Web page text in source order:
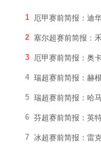
1 厄甲赛前简报：迪
2 塞尔超赛前简报：
3 厄甲赛前简报：奥
4 瑞超赛前简报：赫
5 瑞超赛前简报：哈
6 芬超赛前简报：英
7 冰超赛前简报：雷